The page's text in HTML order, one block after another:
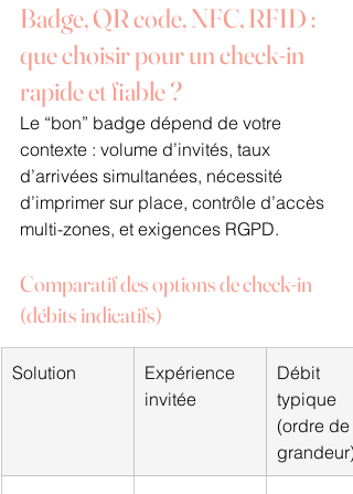
Badge, QR code, NFC, RFID :
que choisir pour un check-in
rapide et fiable ?
Le “bon” badge dépend de votre
contexte : volume d’invités, taux
d’arrivées simultanées, nécessité
d’imprimer sur place, contrôle d’accès
multi-zones, et exigences RGPD.
Comparatif des options de check-in
(débits indicatifs)
Solution
Expérience
invitée
Débit
typique
(ordre de
grandeur)